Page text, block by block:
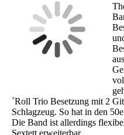
´Roll Trio Besetzung mit 2
Schlagzeug. So hat in den
Die Band ist allerdings
Sextett erweiterbar.